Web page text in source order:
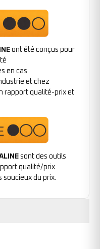
ont été conçus pour
en cas
et chez
rapport qualité-prix et
sont des outils
qualité/prix
du prix.